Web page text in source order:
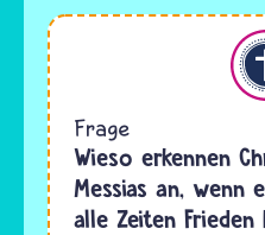
Christentum
Frage
Wieso erkennen
Messias an,
alle Zeiten